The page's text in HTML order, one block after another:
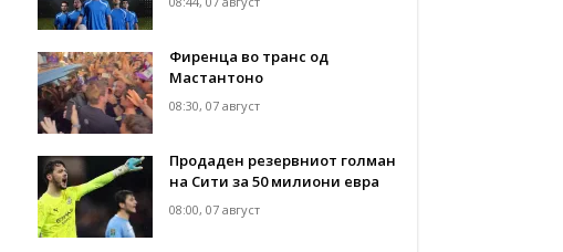
Фиренца во транс од
Мастантоно
08:30, 07 август
Продаден резервниот голман
на Сити за 50 милиони евра
08:00, 07 август